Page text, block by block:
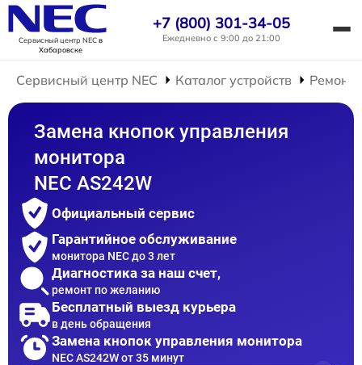
Сервисный центр NECв
Хабаровске
+7 (800) 301-34-05
Ежедневно с 9:00 до 21:00
Сервисный центр NEC Каталог устройств Ремонт
Замена кнопок управления
монитора
NEC AS242W
Официальный сервис
Гарантийное обслуживание
монитора NEC до 3 лет
Диагностика за наш счет,
ремонт по желанию
Бесплатный выезд курьера
в день обращения
Замена кнопок управления монитора
NEC AS242W от 35 минут